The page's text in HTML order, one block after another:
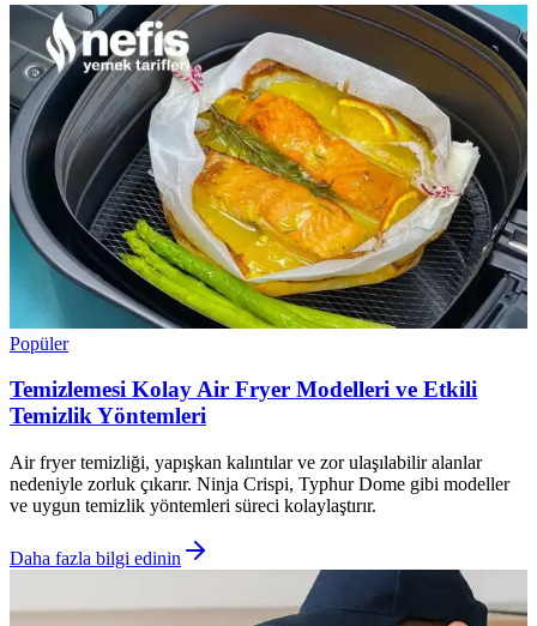
Popüler
Temizlemesi Kolay Air Fryer Modelleri ve Etkili
Temizlik Yöntemleri
Air fryer temizliği, yapışkan kalıntılar ve zor ulaşılabilir alanlar
nedeniyle zorluk çıkarır. Ninja Crispi, Typhur Dome gibi modeller
ve uygun temizlik yöntemleri süreci kolaylaştırır.
Daha fazla bilgi edinin